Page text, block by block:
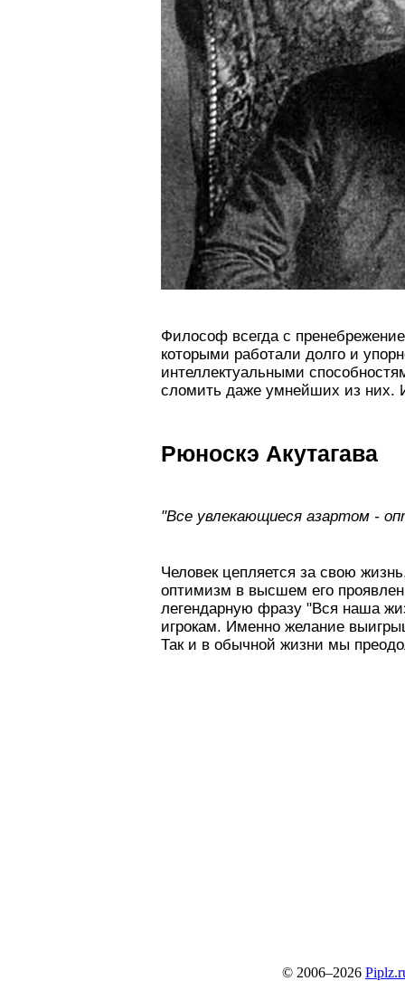
Философ всегда с
которыми работали долго и
интеллектуальными
сломить даже умнейших из них.
Рюноскэ Акутагава
"Все увлекающиеся азартом -
Человек цепляется за свою
оптимизм в высшем его
легендарную фразу "Вся наша
игрокам. Именно желание
Так и в обычной жизни мы
© 2006–2026